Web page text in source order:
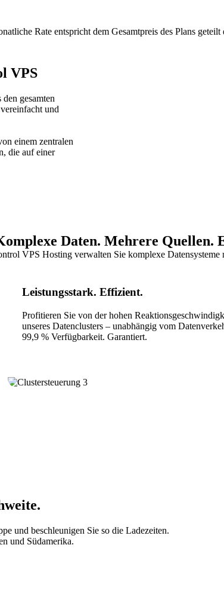
Rate entspricht dem Gesamtpreis des Plans
VPS
gesamten
und
einem zentralen
die auf einer
Daten. Mehrere Quellen.
VPS Hosting verwalten Sie komplexe Datensysteme
Leistungsstark. Effizient.
Profitieren Sie von der hohen
unseres Datenclusters – unabhängig vom
99,9 % Verfügbarkeit. Garantiert.
und beschleunigen Sie so die Ladezeiten.
und Südamerika.